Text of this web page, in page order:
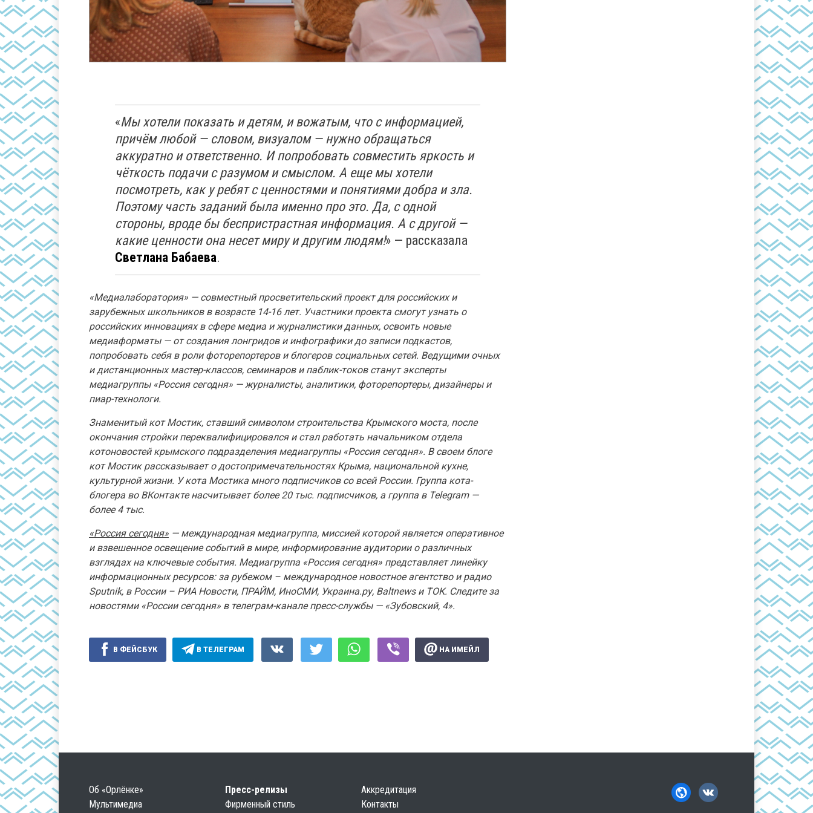
«Мы хотели показать и детям, и вожатым, что с информацией,
причём любой — словом, визуалом — нужно обращаться
аккуратно и ответственно. И попробовать совместить яркость и
чёткость подачи с разумом и смыслом. А еще мы хотели
посмотреть, как у ребят с ценностями и понятиями добра и зла.
Поэтому часть заданий была именно про это. Да, с одной
стороны, вроде бы беспристрастная информация. А с другой —
какие ценности она несет миру и другим людям!» — рассказала
Светлана Бабаева.
«Медиалаборатория» — совместный просветительский проект для российских и
зарубежных школьников в возрасте 14-16 лет. Участники проекта смогут узнать о
российских инновациях в сфере медиа и журналистики данных, освоить новые
медиаформаты — от создания лонгридов и инфографики до записи подкастов,
попробовать себя в роли фоторепортеров и блогеров социальных сетей. Ведущими очных
и дистанционных мастер-классов, семинаров и паблик-токов станут эксперты
медиагруппы «Россия сегодня» — журналисты, аналитики, фоторепортеры, дизайнеры и
пиар-технологи.
Знаменитый кот Мостик, ставший символом строительства Крымского моста, после
окончания стройки переквалифицировался и стал работать начальником отдела
котоновостей крымского подразделения медиагруппы «Россия сегодня». В своем блоге
кот Мостик рассказывает о достопримечательностях Крыма, национальной кухне,
культурной жизни. У кота Мостика много подписчиков со всей России. Группа кота-
блогера во ВКонтакте насчитывает более 20 тыс. подписчиков, а группа в Telegram —
более 4 тыс.
«Россия сегодня» — международная медиагруппа, миссией которой является оперативное
и взвешенное освещение событий в мире, информирование аудитории о различных
взглядах на ключевые события. Медиагруппа «Россия сегодня» представляет линейку
информационных ресурсов: за рубежом – международное новостное агентство и радио
Sputnik, в России – РИА Новости, ПРАЙМ, ИноСМИ, Украина.ру, Baltnews и ТОК. Следите за
новостями «России сегодня» в телеграм-канале пресс-службы — «Зубовский, 4».
В ФЕЙСБУК В ТЕЛЕГРАМ НА ИМЕЙЛ
Об «Орлёнке» Пресс-релизы
Аккредитация
Мультимедиа
Фирменный стиль Контакты